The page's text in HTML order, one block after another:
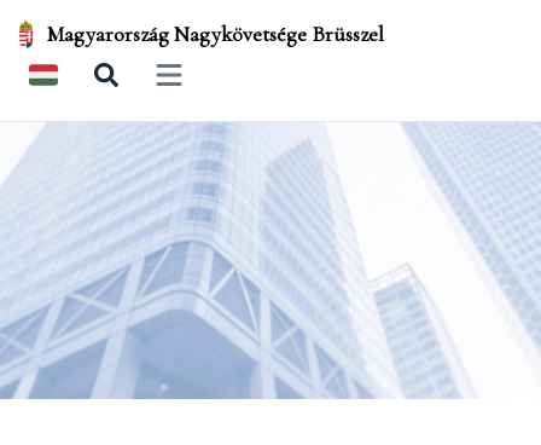
Magyarország Nagykövetsége Brüsszel
Open main menu